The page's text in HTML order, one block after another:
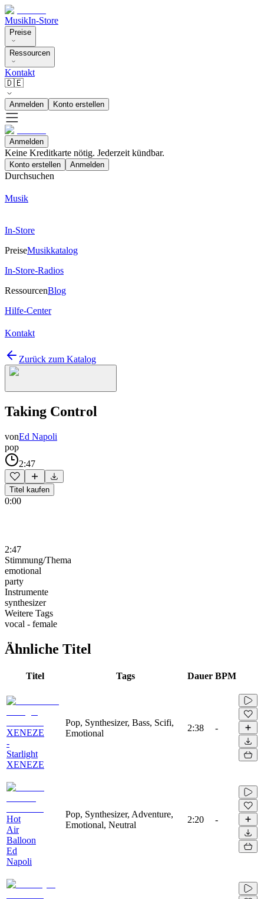
MusikIn-Store
Preise
Ressourcen
Kontakt
🇩🇪
Anmelden Konto erstellen
Anmelden
Keine Kreditkarte nötig. Jederzeit kündbar.
Konto erstellen Anmelden
Durchsuchen
Musik
In-Store
PreiseMusikkatalog
In-Store-Radios
RessourcenBlog
Hilfe-Center
Kontakt
Zurück zum Katalog
Taking Control
vonEd Napoli
pop
2:47
Titel kaufen
0:00
2:47
Stimmung/Thema
emotional
party
Instrumente
synthesizer
Weitere Tags
vocal - female
Ähnliche Titel
Titel Tags Dauer BPM
XENEZE
-
Starlight
XENEZE
Pop, Synthesizer, Bass, Scifi,
Emotional
2:38 -
Hot
Air
Balloon
Ed
Napoli
Pop, Synthesizer, Adventure,
Emotional, Neutral
2:20 -